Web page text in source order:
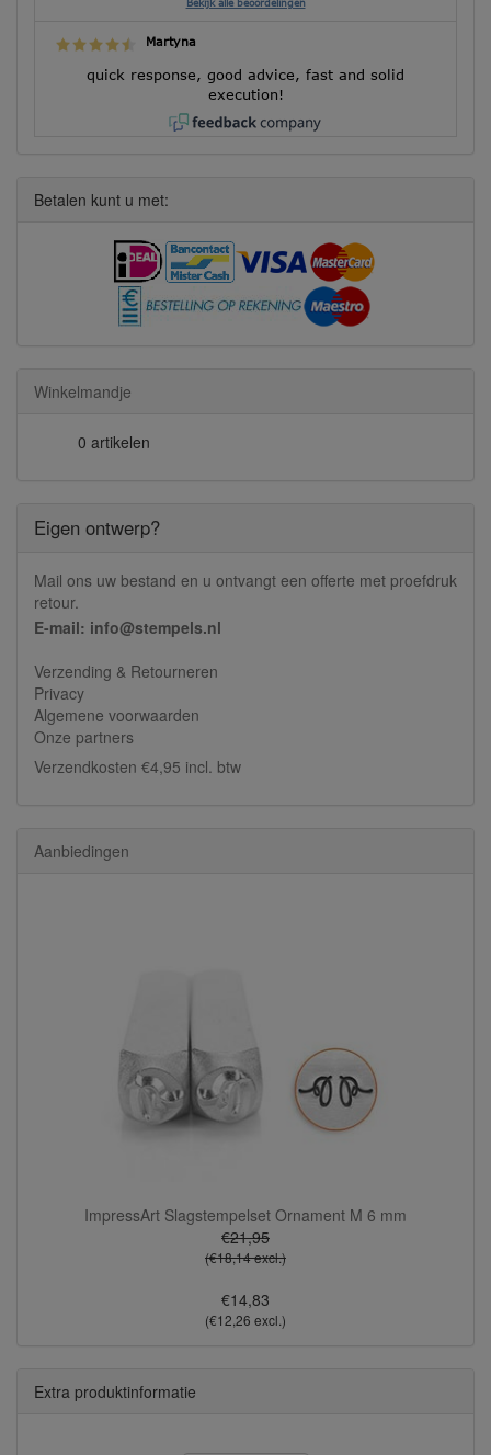
Bekijk alle beoordelingen
Martyna
quick response, good advice, fast and solid
execution!
Betalen kunt u met:
Winkelmandje
0 artikelen
Eigen ontwerp?
Mail ons uw bestand en u ontvangt een offerte met proefdruk
retour.
E-mail: info@stempels.nl
Verzending & Retourneren
Privacy
Algemene voorwaarden
Onze partners
Verzendkosten €4,95 incl. btw
Aanbiedingen
ImpressArt Slagstempelset Ornament M 6 mm
€21,95
(€18,14 excl.)
€14,83
(€12,26 excl.)
Extra produktinformatie